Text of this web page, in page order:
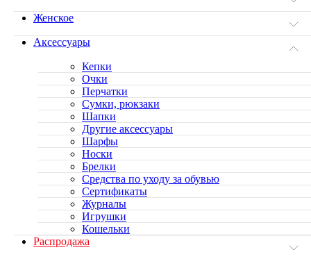
Женское
Аксессуары
Кепки
Очки
Перчатки
Сумки, рюкзаки
Шапки
Другие аксессуары
Шарфы
Носки
Брелки
Средства по уходу за обувью
Сертификаты
Журналы
Игрушки
Кошельки
Распродажа